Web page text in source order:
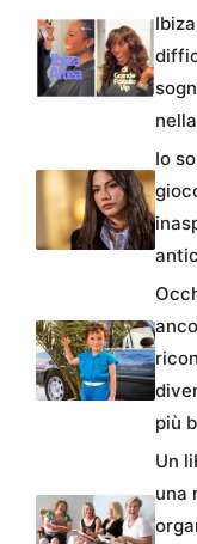
Io
più
Un
una